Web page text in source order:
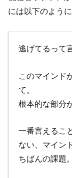
には以下のように
逃げてるって
このマインド
て。
根本的な部分
一番言えるこ
ない、マイン
ちばんの課題。